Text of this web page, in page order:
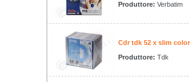
Produttore: Verbatim
Cdr tdk 52 x slim
Produttore: Tdk